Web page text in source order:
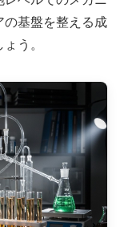
の基盤を整える成
う。